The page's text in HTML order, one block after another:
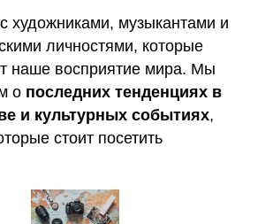
художниками, музыкантами и
личностями, которые
наше восприятие мира. Мы
о последних тенденциях в
и культурных событиях,
стоит посетить